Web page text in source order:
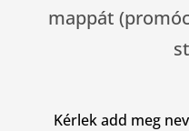
mappát
Kérlek add meg